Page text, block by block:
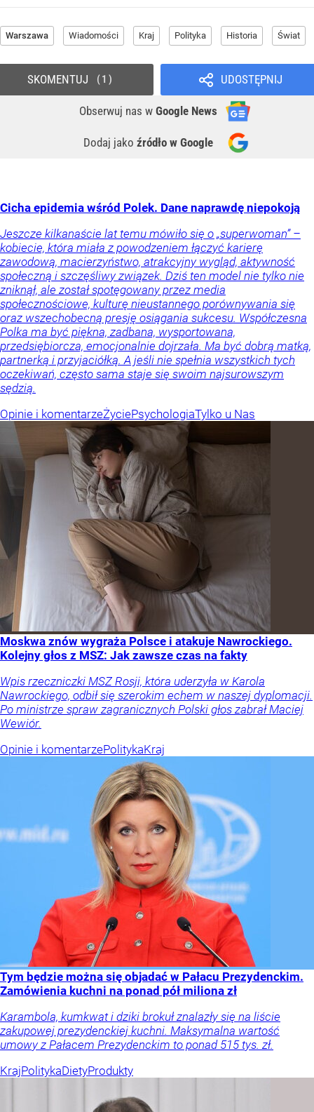
Warszawa Wiadomości Kraj Polityka Historia Świat
UDOSTĘPNIJ
Obserwuj nas w Google News
Dodaj jako źródło w Google
SKOMENTUJ 1
Cicha epidemia wśród Polek. Dane naprawdę niepokoją
Jeszcze kilkanaście lat temu mówiło się o „superwoman” –
kobiecie, która miała z powodzeniem łączyć karierę
zawodową, macierzyństwo, atrakcyjny wygląd, aktywność
społeczną i szczęśliwy związek. Dziś ten model nie tylko nie
zniknął, ale został spotęgowany przez media
społecznościowe, kulturę nieustannego porównywania się
oraz wszechobecną presję osiągania sukcesu. Współczesna
Polka ma być piękna, zadbana, wysportowana,
przedsiębiorcza, emocjonalnie dojrzała. Ma być dobrą matką,
partnerką i przyjaciółką. A jeśli nie spełnia wszystkich tych
oczekiwań, często sama staje się swoim najsurowszym
sędzią.
Opinie i komentarzeŻyciePsychologiaTylko u Nas
Moskwa znów wygraża Polsce i atakuje Nawrockiego.
Kolejny głos z MSZ: Jak zawsze czas na fakty
Wpis rzeczniczki MSZ Rosji, która uderzyła w Karola
Nawrockiego, odbił się szerokim echem w naszej dyplomacji.
Po ministrze spraw zagranicznych Polski głos zabrał Maciej
Wewiór.
Opinie i komentarzePolitykaKraj
Tym będzie można się objadać w Pałacu Prezydenckim.
Zamówienia kuchni na ponad pół miliona zł
Karambola, kumkwat i dziki brokuł znalazły się na liście
zakupowej prezydenckiej kuchni. Maksymalna wartość
umowy z Pałacem Prezydenckim to ponad 515 tys. zł.
KrajPolitykaDietyProdukty